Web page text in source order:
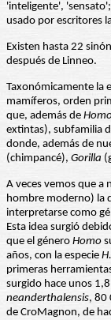
'inteligente',
usado por escritores
Existen hasta 22
después de Linneo.
Taxonómicamente la
mamíferos, orden
que, además de
extintas), subfamilia
donde, además de
(chimpancé), Gorilla
A veces vemos que a
hombre moderno) la
interpretarse como
Esta idea surgió
que el género Homo
años, con la especie
primeras
surgido hace unos
neanderthalensis, 80
de CroMagnon, de